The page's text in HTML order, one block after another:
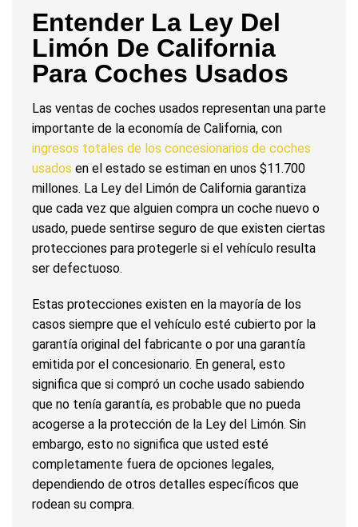
Entender La Ley Del
Limón De California
Para Coches Usados
Las ventas de coches usados representan una parte
importante de la economía de California, con
ingresos totales de los concesionarios de coches
usados en el estado se estiman en unos $11.700
millones. La Ley del Limón de California garantiza
que cada vez que alguien compra un coche nuevo o
usado, puede sentirse seguro de que existen ciertas
protecciones para protegerle si el vehículo resulta
ser defectuoso.
Estas protecciones existen en la mayoría de los
casos siempre que el vehículo esté cubierto por la
garantía original del fabricante o por una garantía
emitida por el concesionario. En general, esto
significa que si compró un coche usado sabiendo
que no tenía garantía, es probable que no pueda
acogerse a la protección de la Ley del Limón. Sin
embargo, esto no significa que usted esté
completamente fuera de opciones legales,
dependiendo de otros detalles específicos que
rodean su compra.